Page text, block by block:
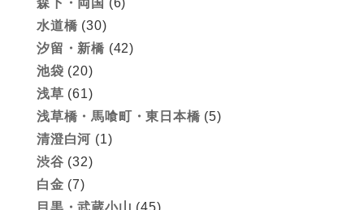
森下・両国 (6)
水道橋 (30)
汐留・新橋 (42)
池袋 (20)
浅草 (61)
浅草橋・馬喰町・東日本橋 (5)
清澄白河 (1)
渋谷 (32)
白金 (7)
目黒・武蔵小山 (45)